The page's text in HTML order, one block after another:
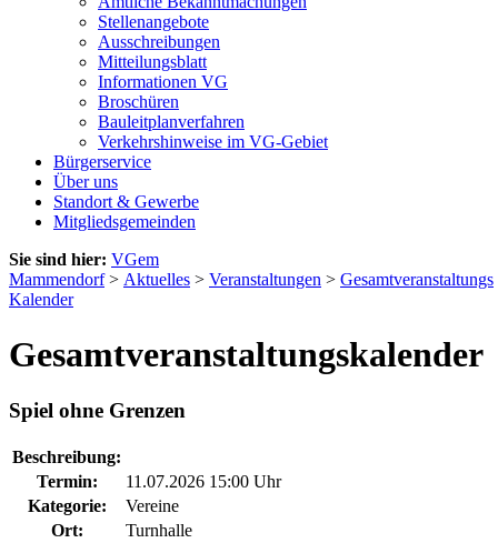
Stellenangebote
Ausschreibungen
Mitteilungsblatt
Informationen VG
Broschüren
Bauleitplanverfahren
Verkehrshinweise im VG-Gebiet
Bürgerservice
Über uns
Standort & Gewerbe
Mitgliedsgemeinden
Sie sind hier: VGem
Mammendorf> Aktuelles > Veranstaltungen > Gesamtveranstaltungs
Kalender
Gesamtveranstaltungskalender
Spiel ohne Grenzen
Beschreibung:
Termin:
11.07.2026 15:00 Uhr
Kategorie:
Vereine
Ort:
Turnhalle